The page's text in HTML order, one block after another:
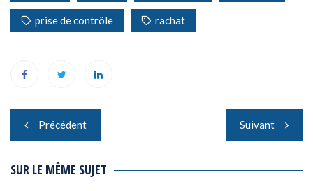
prise de contrôle rachat
Navigation
de
l’article
Précédent Suivant
SUR LE MÊME SUJET